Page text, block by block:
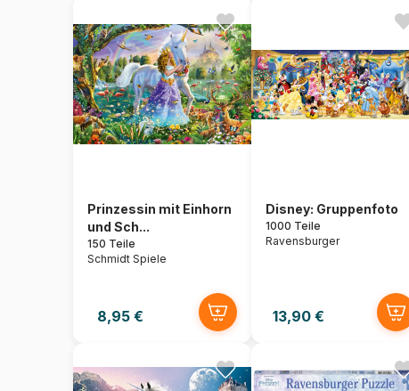
Prinzessin mit Einhorn
und Sch...
150 Teile
Schmidt Spiele
8,95 €
Disney: Gruppenfoto
1000 Teile
Ravensburger
13,90 €